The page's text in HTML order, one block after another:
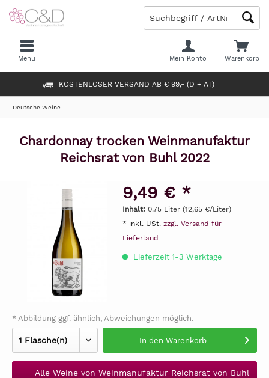
KOSTENLOSER VERSAND AB € 99,- (D + AT)
Warenkorb
Mein Konto
Menü
Deutsche Weine
Chardonnay trocken Weinmanufaktur
Reichsrat von Buhl 2022
9,49 € *
Inhalt: 0.75 Liter (12,65 €/Liter)
* inkl. USt. zzgl. Versand für
Lieferland
Lieferzeit 1-3 Werktage
* Abbildung ggf. ähnlich, Abweichungen möglich.
In den Warenkorb
Alle Weine von Weinmanufaktur Reichsrat von Buhl